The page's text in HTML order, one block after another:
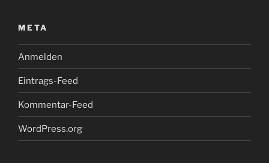
META
Anmelden
Eintrags-Feed
Kommentar-Feed
WordPress.org